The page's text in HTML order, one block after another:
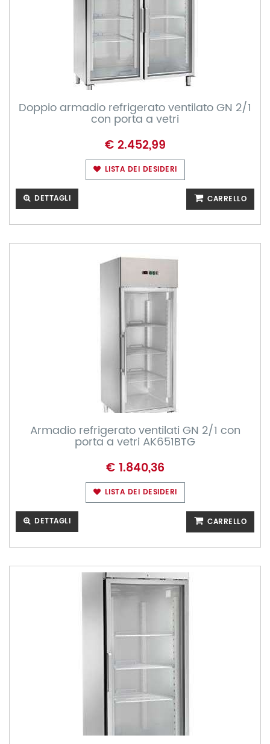
Doppio armadio refrigerato ventilato GN 2/1
con porta a vetri
€ 2.452,99
LISTA DEI DESIDERI
DETTAGLI CARRELLO
Armadio refrigerato ventilati GN 2/1 con
porta a vetri AK651BTG
€ 1.840,36
LISTA DEI DESIDERI
DETTAGLI CARRELLO